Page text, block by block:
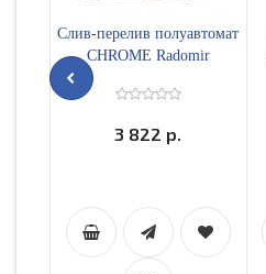
Слив-перелив полуавтомат
CHROME Radomir
3 822 р.